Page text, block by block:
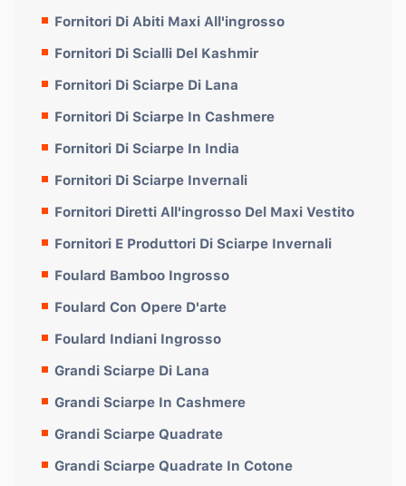
Fornitori Di Abiti Maxi All'ingrosso
Fornitori Di Scialli Del Kashmir
Fornitori Di Sciarpe Di Lana
Fornitori Di Sciarpe In Cashmere
Fornitori Di Sciarpe In India
Fornitori Di Sciarpe Invernali
Fornitori Diretti All'ingrosso Del Maxi Vestito
Fornitori E Produttori Di Sciarpe Invernali
Foulard Bamboo Ingrosso
Foulard Con Opere D'arte
Foulard Indiani Ingrosso
Grandi Sciarpe Di Lana
Grandi Sciarpe In Cashmere
Grandi Sciarpe Quadrate
Grandi Sciarpe Quadrate In Cotone